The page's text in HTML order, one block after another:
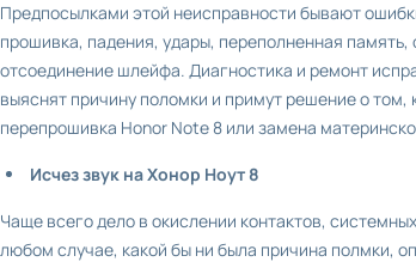
Предпосылками этой неисправности бывают
прошивка, падения, удары, переполненная
отсоединение шлейфа. Диагностика и ремонт
выяснят причину поломки и примут решение о
перепрошивка Honor Note 8 или замена
Исчез звук на Хонор Ноут 8
Чаще всего дело в окислении контактов,
любом случае, какой бы ни была причина полмки,